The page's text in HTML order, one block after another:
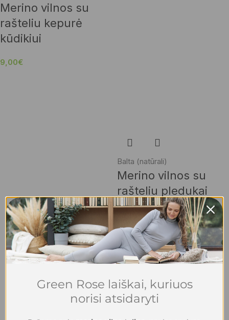
Merino vilnos su
rašteliu kepurė
kūdikiui
9,00€
Balta (natūrali)
Merino vilnos su
rašteliu pledukai
kūdikiams
44,00€
Green Rose laiškai, kuriuos
norisi atsidaryti